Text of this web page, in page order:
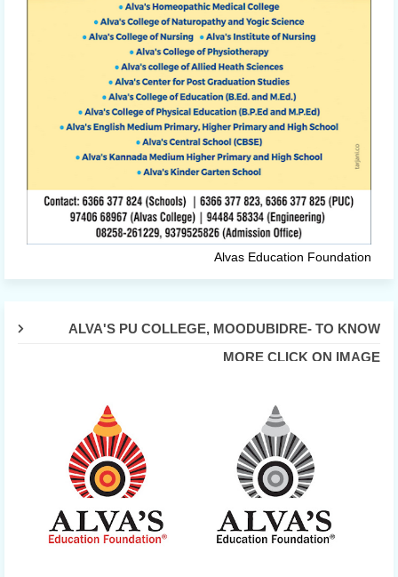
Alvas Education Foundation
ALVA'S PU COLLEGE, MOODUBIDRE- TO KNOW
MORE CLICK ON IMAGE